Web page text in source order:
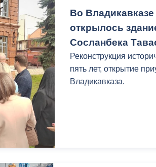
Во
открылось
Сосланбека
Реконструкция
пять лет, открытие
Владикавказа.